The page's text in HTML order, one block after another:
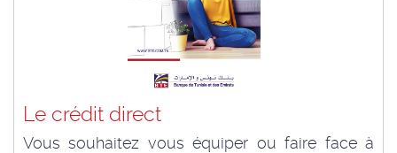
Le crédit direct
Vous souhaitez vous équiper ou faire face à